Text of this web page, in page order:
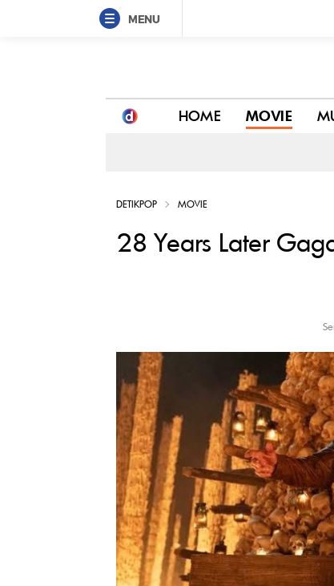
MENU
HOME MOVIE
28 Years Later Gagal di Box Office,
DETIKPOP MOVIE
28 Years Later